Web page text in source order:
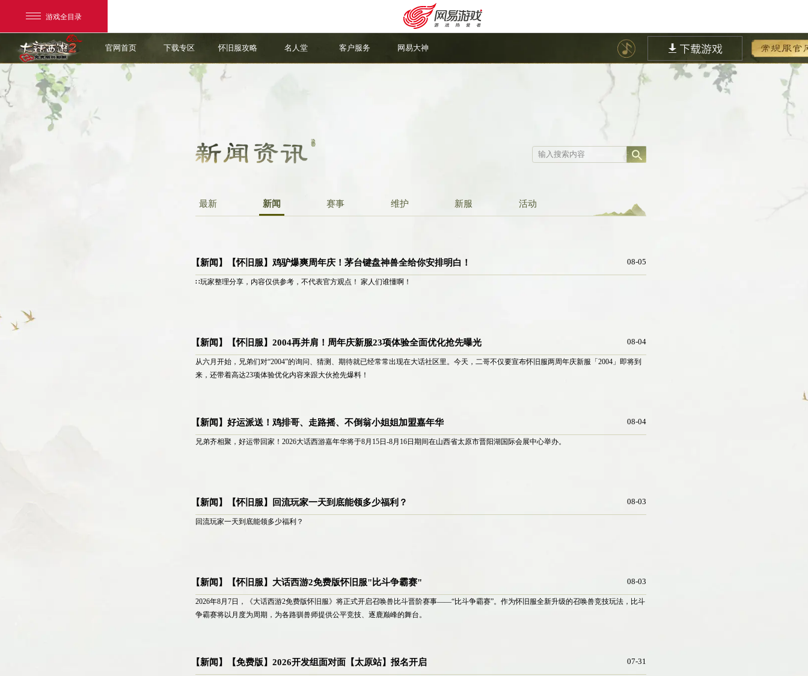
游戏全目录
官网首页 下载专区 怀旧服攻略 名人堂 客户服务 网易大神
最新 新闻 赛事 维护 新服 活动
【新闻】【怀旧服】鸡驴爆爽周年庆！茅台键盘神兽全给你安排明白！ 08-05
∷玩家整理分享，内容仅供参考，不代表官方观点！ 家人们谁懂啊！
【新闻】【怀旧服】2004再并肩！周年庆新服23项体验全面优化抢先曝光 08-04
从六月开始，兄弟们对“2004”的询问、猜测、期待就已经常常出现在大话社区里。今天，二哥不仅要宣布怀旧服两周年庆新服「2004」即将到
来，还带着高达23项体验优化内容来跟大伙抢先爆料！
【新闻】好运派送！鸡排哥、走路摇、不倒翁小姐姐加盟嘉年华 08-04
兄弟齐相聚，好运带回家！2026大话西游嘉年华将于8月15日-8月16日期间在山西省太原市晋阳湖国际会展中心举办。
【新闻】【怀旧服】回流玩家一天到底能领多少福利？ 08-03
回流玩家一天到底能领多少福利？
【新闻】【怀旧服】大话西游2免费版怀旧服"比斗争霸赛" 08-03
2026年8月7日，《大话西游2免费版怀旧服》将正式开启召唤兽比斗晋阶赛事——“比斗争霸赛”。作为怀旧服全新升级的召唤兽竞技玩法，比斗
争霸赛将以月度为周期，为各路驯兽师提供公平竞技、逐鹿巅峰的舞台。
【新闻】【免费版】2026开发组面对面【太原站】报名开启 07-31